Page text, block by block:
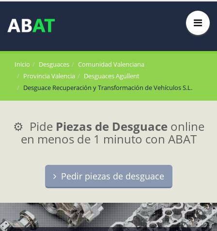
Inicio Desguaces
Comunidad Valenciana
Provincia Valencia
Desguaces Agullent
Desguace Recuperación y Transformación de Vehículos S.L.
⚙️ Pide Piezas de Desguace online
en menos de 1 minuto con ABAT
Pedir piezas de desguace